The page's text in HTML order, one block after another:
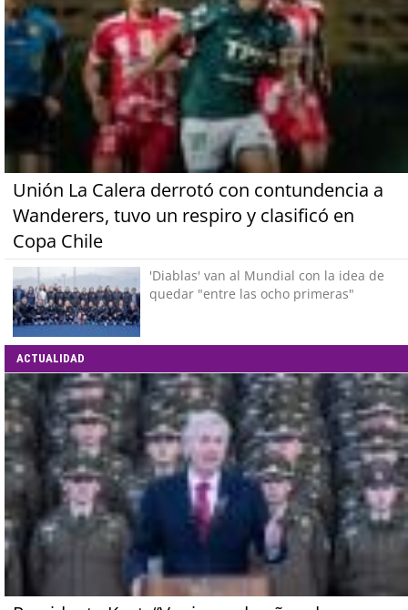
Unión La Calera derrotó con contundencia a
Wanderers, tuvo un respiro y clasificó en
Copa Chile
'Diablas' van al Mundial con la idea de
quedar "entre las ocho primeras"
ACTUALIDAD